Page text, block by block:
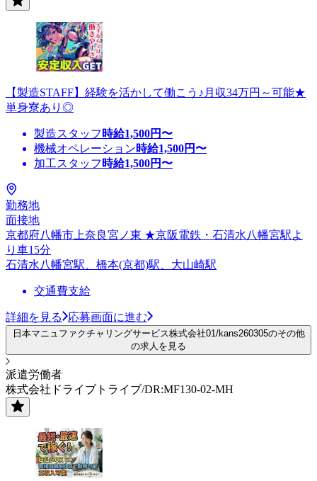
【製造STAFF】経験を活かして働こう♪月収34万円～可能★
単身寮あり◎
製造スタッフ 時給1,500円〜
機械オペレーション時給1,500円〜
加工スタッフ 時給1,500円〜
勤務地
面接地
京都府八幡市上奈良宮ノ東 ★京阪電鉄・石清水八幡宮駅よ
り車15分
石清水八幡宮駅、橋本(京都)駅、大山崎駅
交通費支給
詳細を見る 応募画面に進む
日本マニュファクチャリングサービス株式会社01/kans260305のその他
の求人を見る
派遣労働者
株式会社ドライブトライブ/DR:MF130-02-MH